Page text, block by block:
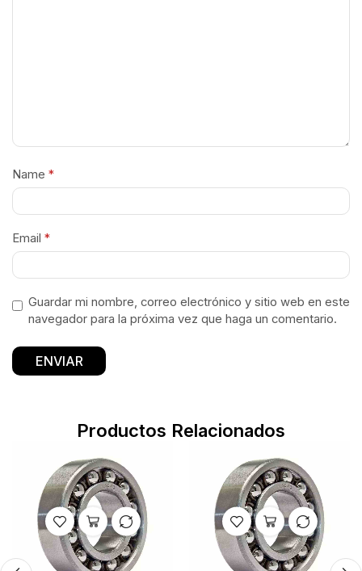
Name *
Email *
Guardar mi nombre, correo electrónico y sitio web en este
navegador para la próxima vez que haga un comentario.
Productos Relacionados